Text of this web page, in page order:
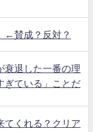
←賛成？反対？
衰退した一番の理
ぎている」ことだ
てくれる？クリア